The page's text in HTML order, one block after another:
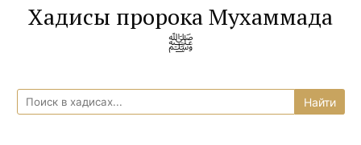
Хадисы пророка Мухаммада
ﷺ